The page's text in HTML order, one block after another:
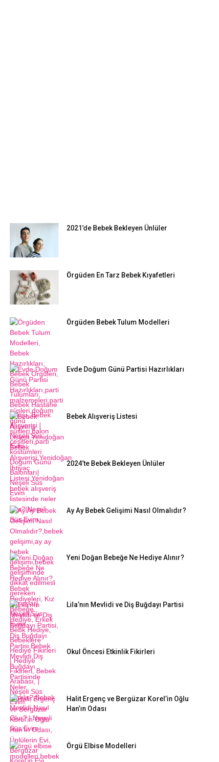
2021’de Bebek Bekleyen Ünlüler
Örgüden En Tarz Bebek Kıyafetleri
Örgüden Bebek Tulum Modelleri
Evde Doğum Günü Partisi Hazırlıkları
Bebek Alışveriş Listesi
2024’te Bebek Bekleyen Ünlüler
Ay Ay Bebek Gelişimi Nasıl Olmalıdır?
Yeni Doğan Bebeğe Ne Hediye Alınır?
Lila’nın Mevlidi ve Diş Buğdayı Partisi
Okul Öncesi Etkinlik Fikirleri
Halit Ergenç ve Bergüzar Korel’in Oğlu
Han’ın Odası
Örgü Elbise Modelleri